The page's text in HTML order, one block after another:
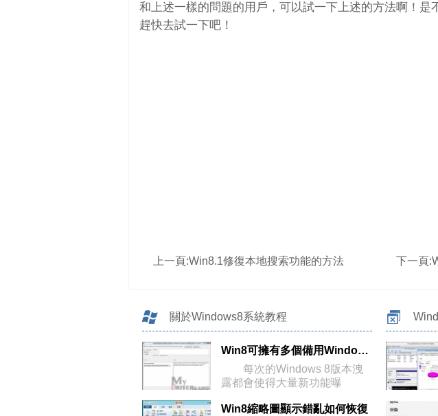
和上述一樣的問題的用戶，可以試一下上述的方法啊！是
趕快去試一下吧！
上一頁:Win8.1修復本地搜索功能的方法 下一頁:
關於Windows8系統教程
Win8可擁有多個備用Windows安裝文件
每次的Windows 8版本洩
露都會使得大量新功能曝
Win8縮略圖顯示錯亂如何恢復